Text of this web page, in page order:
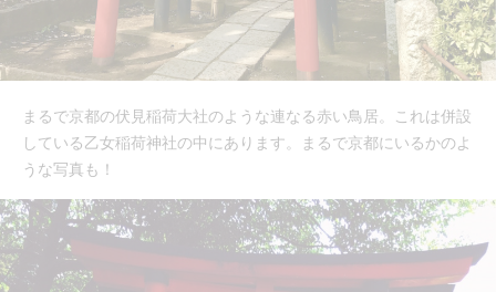
まるで京都の伏見稲荷大社のような連なる赤い鳥居。これは併設
している乙女稲荷神社の中にあります。まるで京都にいるかのよ
うな写真も！